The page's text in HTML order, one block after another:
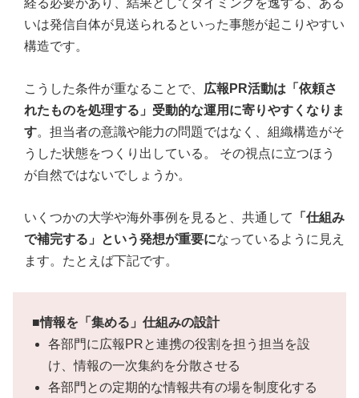
経る必要があり、結果としてタイミングを逸する、ある
いは発信自体が見送られるといった事態が起こりやすい
構造です。
こうした条件が重なることで、 広報PR活動は「依頼さ
れたものを処理する」受動的な運用に寄りやすくなりま
す。担当者の意識や能力の問題ではなく、組織構造がそ
うした状態をつくり出している。 その視点に立つほう
が自然ではないでしょうか。
いくつかの大学や海外事例を見ると、共通して
「仕組み
で補完する」という発想が重要になっているように見え
ます。たとえば下記です。
■情報を「集める」仕組みの設計
各部門に広報PRと連携の役割を担う担当を設
け、情報の一次集約を分散させる
各部門との定期的な情報共有の場を制度化する